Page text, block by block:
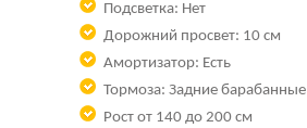
Подсветка: Нет
Дорожний просвет: 10 см
Амортизатор: Есть
Тормоза: Задние барабанные
Рост от 140 до 200 см